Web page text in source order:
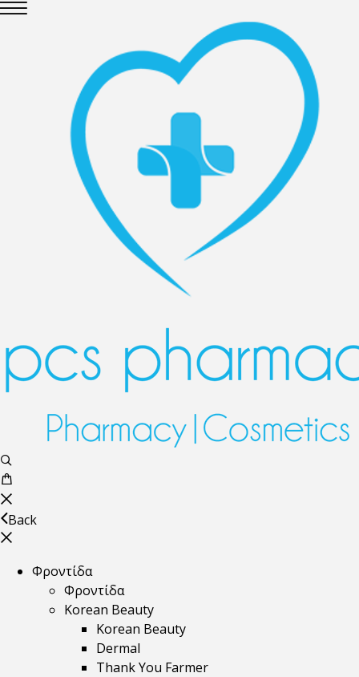
Back
Φροντίδα
Φροντίδα
Korean Beauty
Korean Beauty
Dermal
Thank You Farmer